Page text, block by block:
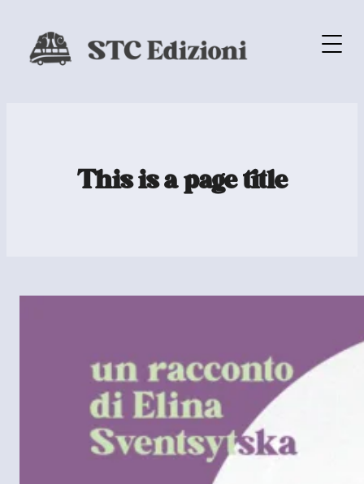
This is a page title